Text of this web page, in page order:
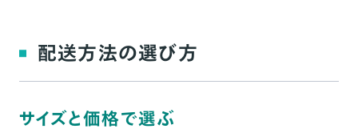
配送方法の選び方
サイズと価格で選ぶ